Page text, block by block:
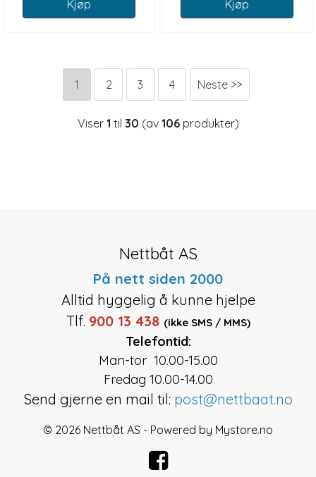
Kjøp Kjøp
1 2 3 4 Neste >>
Viser 1 til 30 (av 106produkter)
Nettbåt AS
På nett siden 2000
Alltid hyggelig å kunne hjelpe
Tlf. 900 13 438 (ikke SMS / MMS)
Telefontid:
Man-tor 10.00-15.00
Fredag 10.00-14.00
Send gjerne en mail til: post@nettbaat.no
© 2026 Nettbåt AS - Powered by Mystore.no